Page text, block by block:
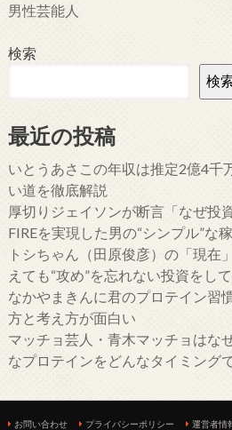
男性芸能人
検索
検
最近の投稿
いとうあさこの年収は推定2億4千
い道を徹底解説
厚切りジェイソンが断言「なぜ投
FIREを実現した男の“シンプル”な
トシちゃん（田原俊彦）の「現在
えても“攻め”を忘れない投資をして
なかやまきんに君のプロテイン習
方と考え方が面白い
マッチョ芸人・青木マッチョはな
なプロテインをどんなタイミング
お問い合わせ プライバシーポリシー 運営者情